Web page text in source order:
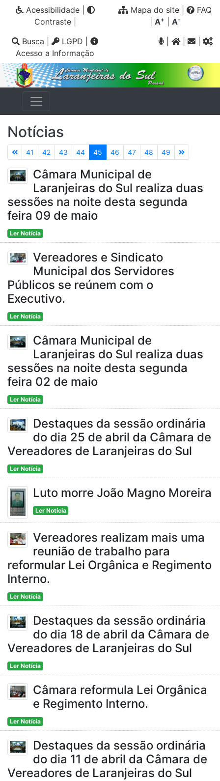
Acessibilidade|
Contraste|
Mapa do site
FAQ
A+ A-
Busca LGPD
Acesso a Informação
|
Notícias
41 42 43 44 45 46 47 48 49
Câmara Municipal de
Laranjeiras do Sul realiza duas
sessões na noite desta segunda
feira 09 de maio
Ler Notícia
Vereadores e Sindicato
Municipal dos Servidores
Públicos se reúnem com o
Executivo.
Ler Notícia
Câmara Municipal de
Laranjeiras do Sul realiza duas
sessões na noite desta segunda
feira 02 de maio
Ler Notícia
Destaques da sessão ordinária
do dia 25 de abril da Câmara de
Vereadores de Laranjeiras do Sul
Ler Notícia
Luto morre João Magno Moreira
Ler Notícia
Vereadores realizam mais uma
reunião de trabalho para
reformular Lei Orgânica e Regimento
Interno.
Ler Notícia
Destaques da sessão ordinária
do dia 18 de abril da Câmara de
Vereadores de Laranjeiras do Sul
Ler Notícia
Câmara reformula Lei Orgânica
e Regimento Interno.
Ler Notícia
Destaques da sessão ordinária
do dia 11 de abril da Câmara de
Vereadores de Laranjeiras do Sul